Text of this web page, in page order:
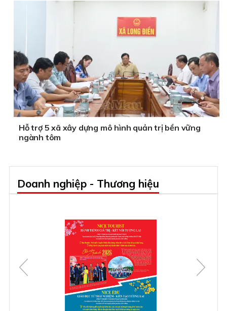
Hỗ trợ 5 xã xây dựng mô hình quản trị bền vững
ngành tôm
Doanh nghiệp - Thương hiệu